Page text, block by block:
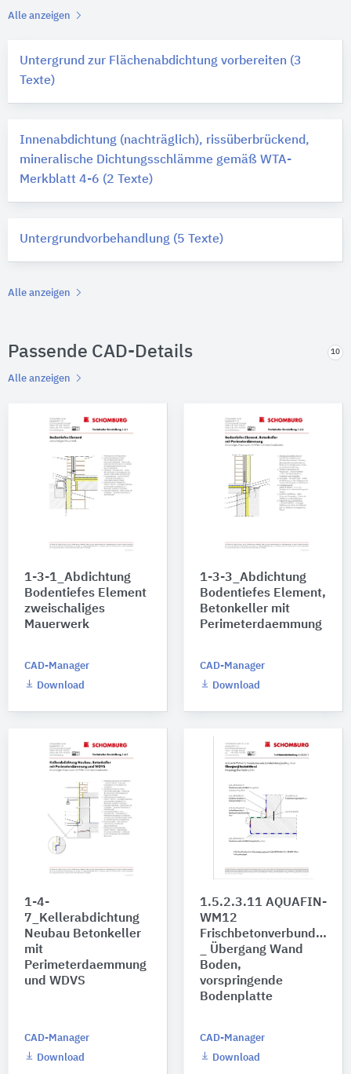
Alle anzeigen
Untergrund zur Flächenabdichtung vorbereiten (3
Texte)
Innenabdichtung (nachträglich), rissüberbrückend,
mineralische Dichtungsschlämme gemäß WTA-
Merkblatt 4-6 (2 Texte)
Untergrundvorbehandlung (5 Texte)
Alle anzeigen
Passende CAD-Details 10
Alle anzeigen
1-3-1_Abdichtung
Bodentiefes Element
zweischaliges
Mauerwerk
CAD-Manager
Download
1-3-3_Abdichtung
Bodentiefes Element,
Betonkeller mit
Perimeterdaemmung
CAD-Manager
Download
1-4-
7_Kellerabdichtung
Neubau Betonkeller
mit
Perimeterdaemmung
und WDVS
CAD-Manager
Download
1.5.2.3.11 AQUAFIN-
WM12
_ Übergang Wand
Boden,
vorspringende
Bodenplatte
CAD-Manager
Download